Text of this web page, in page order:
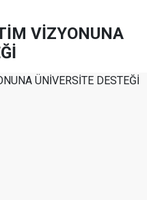
VİZYONUNA